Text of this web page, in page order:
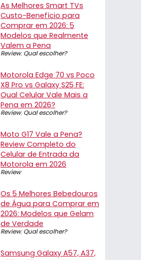
As Melhores Smart TVs
Custo-Benefício para
Comprar em 2026: 5
Modelos que Realmente
Valem a Pena
Review, Qual escolher?
Motorola Edge 70 vs Poco
X8 Pro vs Galaxy S25 FE:
Qual Celular Vale Mais a
Pena em 2026?
Review, Qual escolher?
Moto G17 Vale a Pena?
Review Completo do
Celular de Entrada da
Motorola em 2026
Review
Os 5 Melhores Bebedouros
de Água para Comprar em
2026: Modelos que Gelam
de Verdade
Review, Qual escolher?
Samsung Galaxy A57, A37,